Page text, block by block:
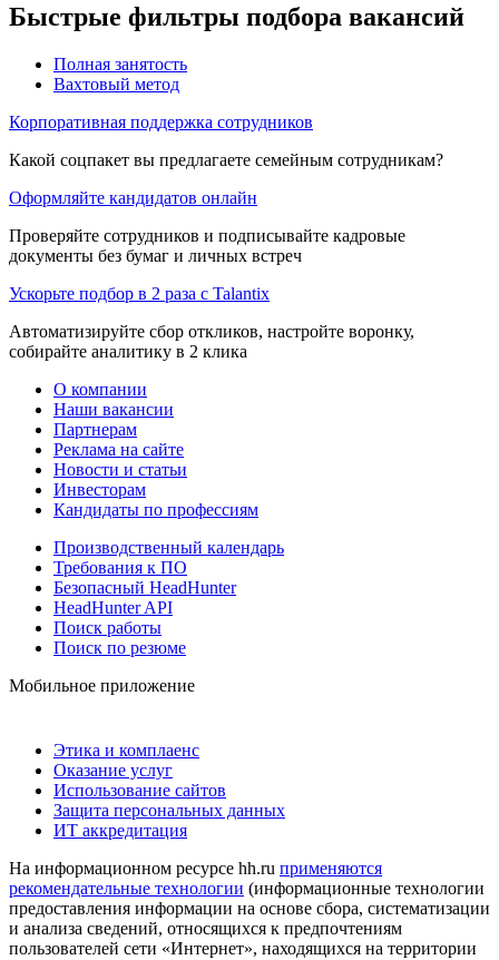
Быстрые фильтры подбора вакансий
Полная занятость
Вахтовый метод
Корпоративная поддержка сотрудников
Какой соцпакет вы предлагаете семейным сотрудникам?
Оформляйте кандидатов онлайн
Проверяйте сотрудников и подписывайте кадровые
документы без бумаг и личных встреч
Ускорьте подбор в 2 раза с Talantix
Автоматизируйте сбор откликов, настройте воронку,
собирайте аналитику в 2 клика
О компании
Наши вакансии
Партнерам
Реклама на сайте
Новости и статьи
Инвесторам
Кандидаты по профессиям
Производственный календарь
Требования к ПО
Безопасный HeadHunter
HeadHunter API
Поиск работы
Поиск по резюме
Мобильное приложение
Этика и комплаенс
Оказание услуг
Использование сайтов
Защита персональных данных
ИТ аккредитация
На информационном ресурсе hh.ru применяются
рекомендательные технологии (информационные технологии
предоставления информации на основе сбора, систематизации
и анализа сведений, относящихся к предпочтениям
пользователей сети «Интернет», находящихся на территории